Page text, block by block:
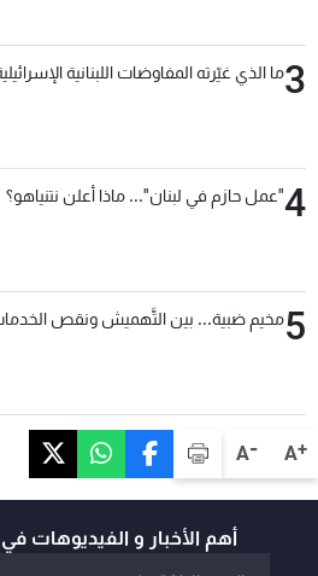
A+
A-
3ما الذي غيّرته المفاوضات اللبنانية
4"عمل حازم في لبنان"... ماذا أعلن نتنياهو؟
5مخيم ضبية... بين التَّهميش ونقص
أهم الأخبار و الفيديوهات في